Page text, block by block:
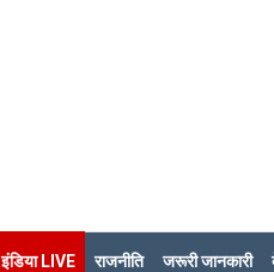
इंडिया LIVE राजनीति जरूरी जानकारी